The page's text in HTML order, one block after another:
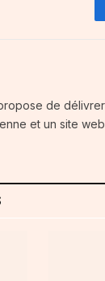
de
et un site